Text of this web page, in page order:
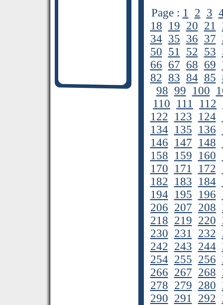
Page : 1 2 3
18 19 20 21
34 35 36 37
50 51 52 53
66 67 68 69
82 83 84 85
98 99 100
110 111 112
122 123 124
134 135 136
146 147 148
158 159 160
170 171 172
182 183 184
194 195 196
206 207 208
218 219 220
230 231 232
242 243 244
254 255 256
266 267 268
278 279 280
290 291 292